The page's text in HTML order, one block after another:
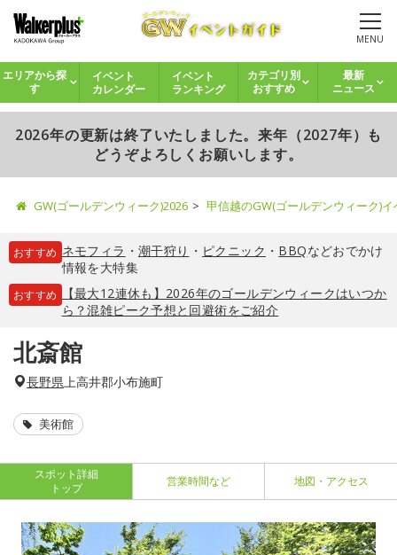
MENU
エリアから探
す
イベント
カレンダー
イベント
ランキング
カテゴリ別
おすすめ
最新
ニュース
2026年の更新は終了いたしました。来年（2027年）も
どうぞよろしくお願いします。
GW(ゴールデンウィーク)2026 甲信越のGW(ゴールデンウィーク)
おすすめ ネモフィラ ・ 潮干狩り ・ ピクニック ・ BBQなどおでかけ
情報を大特集
おすすめ
【最大12連休も】2026年のゴールデンウィークはいつか
ら？混雑ピーク予想と回避術をご紹介
北斎館
長野県上高井郡小布施町
美術館
スポット詳細
トップ
営業時間など 地図・アクセス